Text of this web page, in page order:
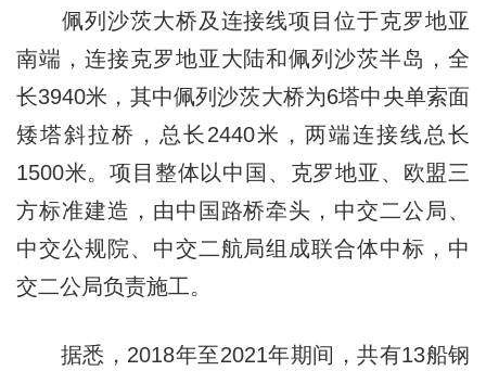
佩列沙茨大桥及连接线项目位于克罗地亚
南端，连接克罗地亚大陆和佩列沙茨半岛，全
长3940米，其中佩列沙茨大桥为6塔中央单索面
矮塔斜拉桥，总长2440米，两端连接线总长
1500米。项目整体以中国、克罗地亚、欧盟三
方标准建造，由中国路桥牵头，中交二公局、
中交公规院、中交二航局组成联合体中标，中
交二公局负责施工。
据悉，2018年至2021年期间，共有13船钢